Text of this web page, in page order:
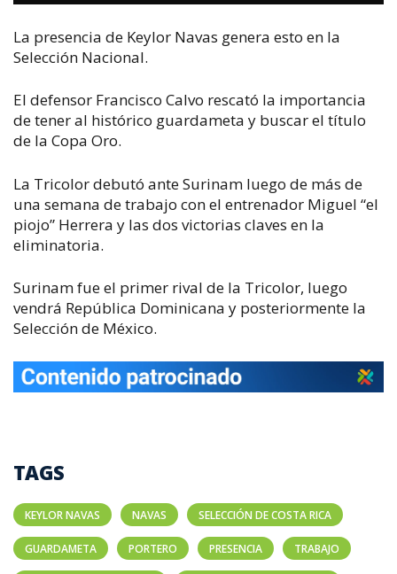
La presencia de Keylor Navas genera esto en la
Selección Nacional.
El defensor Francisco Calvo rescató la importancia
de tener al histórico guardameta y buscar el título
de la Copa Oro.
La Tricolor debutó ante Surinam luego de más de
una semana de trabajo con el entrenador Miguel “el
piojo” Herrera y las dos victorias claves en la
eliminatoria.
Surinam fue el primer rival de la Tricolor, luego
vendrá República Dominicana y posteriormente la
Selección de México.
TAGS
KEYLOR NAVAS NAVAS SELECCIÓN DE COSTA RICA
GUARDAMETA PORTERO PRESENCIA TRABAJO